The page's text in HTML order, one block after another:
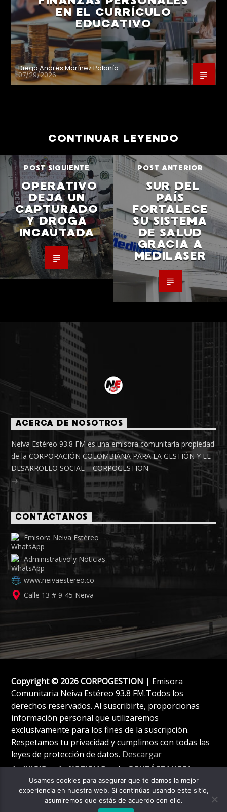
EN EL CURRÍCULO
EDUCATIVO
Diego Andrés Marínez Polanía
07/29/2026
CONTINUAR LEYENDO
POST SIGUIENTE
OPERATIVO
DEJA UN
CAPTURADO
Y DROGA
INCAUTADA
POST ANTERIOR
SUR DEL
PAÍS
FORTALECE
SU SISTEMA
DE SALUD
GRACIA A
MEDILASER
ACERCA DE NOSOTROS
Neiva Estéreo 93.8 FM es una emisora comunitaria propiedad
de la CORPORACIÓN COLOMBIANA PARA LA GESTIÓN Y EL
DESARROLLO SOCIAL – CORPOGESTION.
CONTÁCTANOS
Emisora Neiva Estéreo
Administrativo y Noticias
www.neivaestereo.co
Calle 13 # 9-45 Neiva
Copyright © 2026 CORPOGESTION | Emisora
Comunitaria Neiva Estéreo 93.8 FM.Todos los
derechos reservados. Al suscribirte, proporcionas
información personal que utilizaremos
exclusivamente para los fines de la suscripción.
Respetamos tu privacidad y cumplimos con todas las
leyes de protección de datos. Descargar
INICIO NOTICIAS CONTÁCTANOS!
Usamos cookies para asegurar que te damos la mejor
experiencia en nuestra web. Si continúas usando este sitio,
asumiremos que estás de acuerdo con ello.